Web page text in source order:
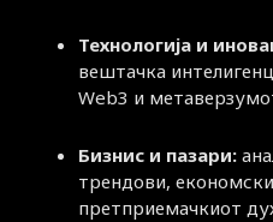
Технологија и
вештачка
Web3 и
Бизнис и пазари:
трендови,
претприемачкиот